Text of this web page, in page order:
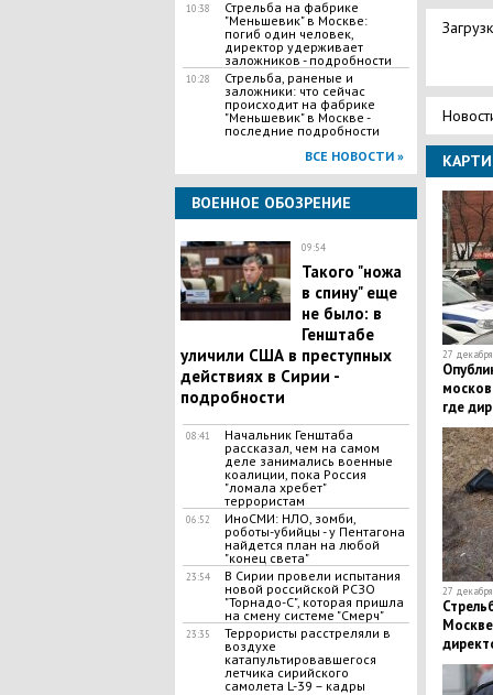
10:38
Стрельба на фабрике
"Меньшевик" в Москве:
погиб один человек,
директор удерживает
заложников - подробности
10:28
Стрельба, раненые и
заложники: что сейчас
происходит на фабрике
"Меньшевик" в Москве -
последние подробности
ВСЕ НОВОСТИ »
ВОЕННОЕ ОБОЗРЕНИЕ
09:54
Такого "ножа
в спину" еще
не было: в
Генштабе
уличили США в преступных
действиях в Сирии -
подробности
08:41
Начальник Генштаба
рассказал, чем на самом
деле занимались военные
коалиции, пока Россия
"ломала хребет"
террористам
06:52
ИноСМИ: НЛО, зомби,
роботы-убийцы - у Пентагона
найдется план на любой
"конец света"
23:54
В Сирии провели испытания
новой российской РСЗО
"Торнадо-С", которая пришла
на смену системе "Смерч"
23:35
Террористы расстреляли в
воздухе
катапультировавшегося
летчика сирийского
самолета L-39 – кадры
27
где
27